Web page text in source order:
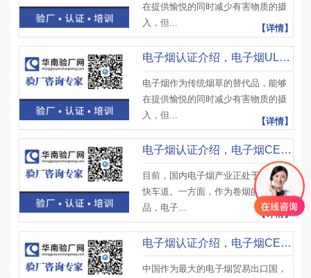
在提供愉悦的同时减少有害物质的摄
入，但...
【详情】
电子烟认证介绍，电子烟UL认证流程、UL认证要求及注意事项
电子烟作为传统烟草的替代品，能够
在提供愉悦的同时减少有害物质的摄
入，但...
【详情】
电子烟认证介绍，电子烟CE认证油烟测试项目及电子烟CE认证资料
目前，国内电子烟产业正处于发展的
快车道。一方面，作为卷烟的替代
品，电子...
【详情】
电子烟认证介绍，电子烟CE认证适用国家及CE认证产品范围
中国作为最大的电子烟贸易出口国，